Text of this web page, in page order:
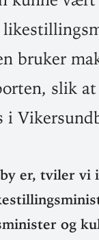
bruker
slik
er, tviler vi
og